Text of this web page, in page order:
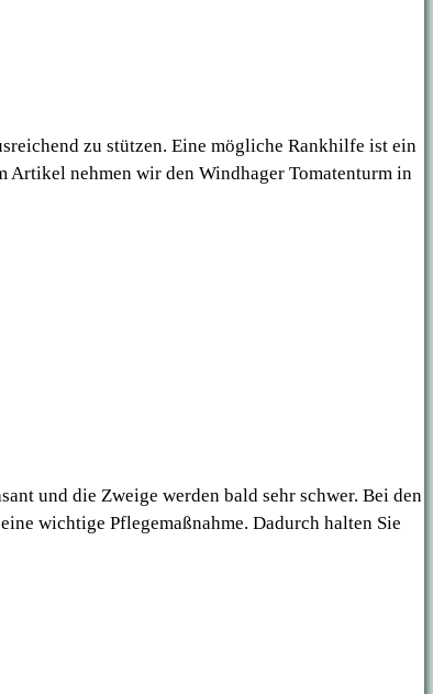
zu stützen. Eine mögliche Rankhilfe ist ein
Artikel nehmen wir den Windhager Tomatenturm in
und die Zweige werden bald sehr schwer. Bei den
wichtige Pflegemaßnahme. Dadurch halten Sie